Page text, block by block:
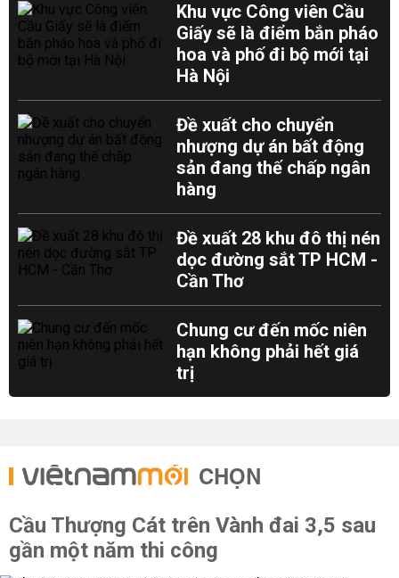
Khu vực Công viên Cầu
Giấy sẽ là điểm bắn pháo
hoa và phố đi bộ mới tại
Hà Nội
Đề xuất cho chuyển
nhượng dự án bất động
sản đang thế chấp ngân
hàng
Đề xuất 28 khu đô thị nén
dọc đường sắt TP HCM -
Cần Thơ
Chung cư đến mốc niên
hạn không phải hết giá
trị
CHỌN
Cầu Thượng Cát trên Vành đai 3,5 sau
gần một năm thi công